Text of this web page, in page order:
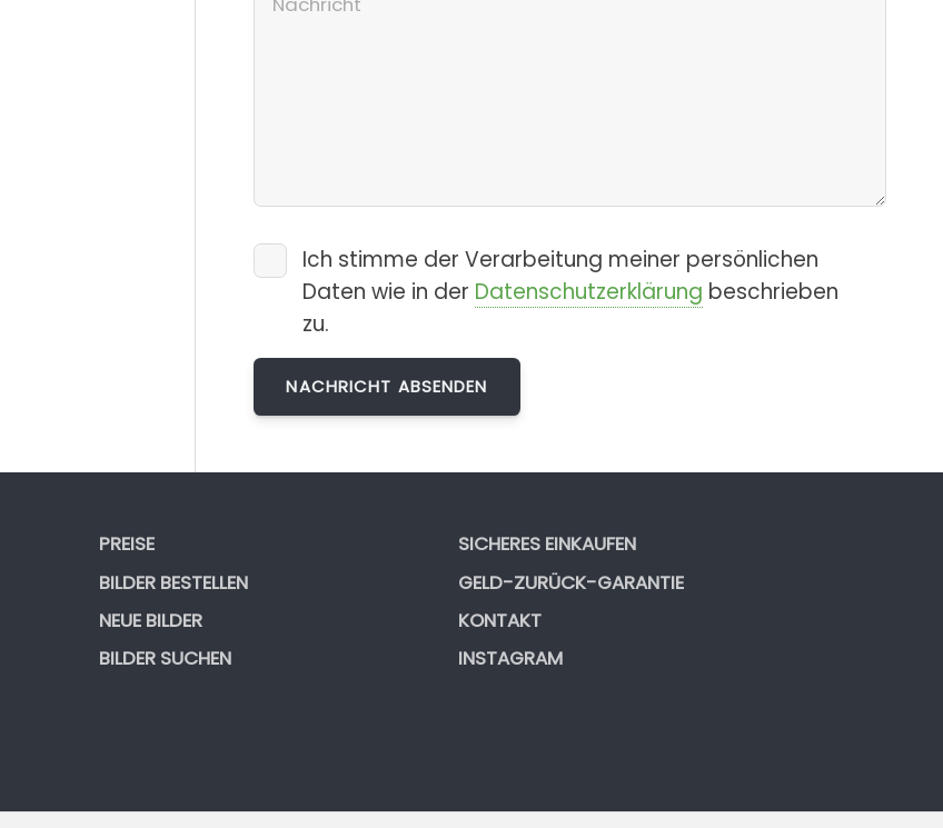
Ich stimme der Verarbeitung meiner persönlichen
Daten wie in der Datenschutzerklärung beschrieben
zu.
PREISE
BILDER BESTELLEN
NEUE BILDER
BILDER SUCHEN
SICHERES EINKAUFEN
GELD-ZURÜCK-GARANTIE
KONTAKT
INSTAGRAM